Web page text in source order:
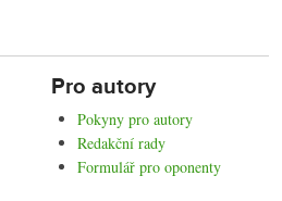
Pro autory
Pokyny pro autory
Redakční rady
Formulář pro oponenty